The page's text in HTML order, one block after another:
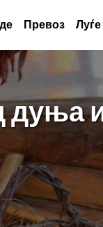
Превоз Луѓе
дуња